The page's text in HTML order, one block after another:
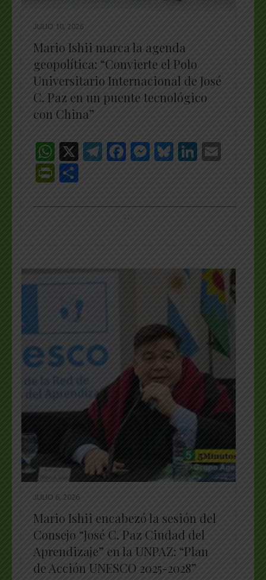
JULIO 10, 2026
Mario Ishii marca la agenda
geopolítica: “Convierte el Polo
Universitario Internacional de José
C. Paz en un puente tecnológico
con China”
WhatsApp
X Telegram
Facebook
Messenger
Bluesky
PrintFriendly
…
JULIO 6, 2026
Mario Ishii encabezó la sesión del
Consejo “José C. Paz Ciudad del
Aprendizaje” en la UNPAZ: “Plan
de Acción UNESCO 2025-2028”